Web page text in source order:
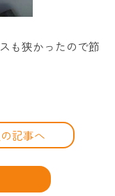
も狭かったので節
記事へ